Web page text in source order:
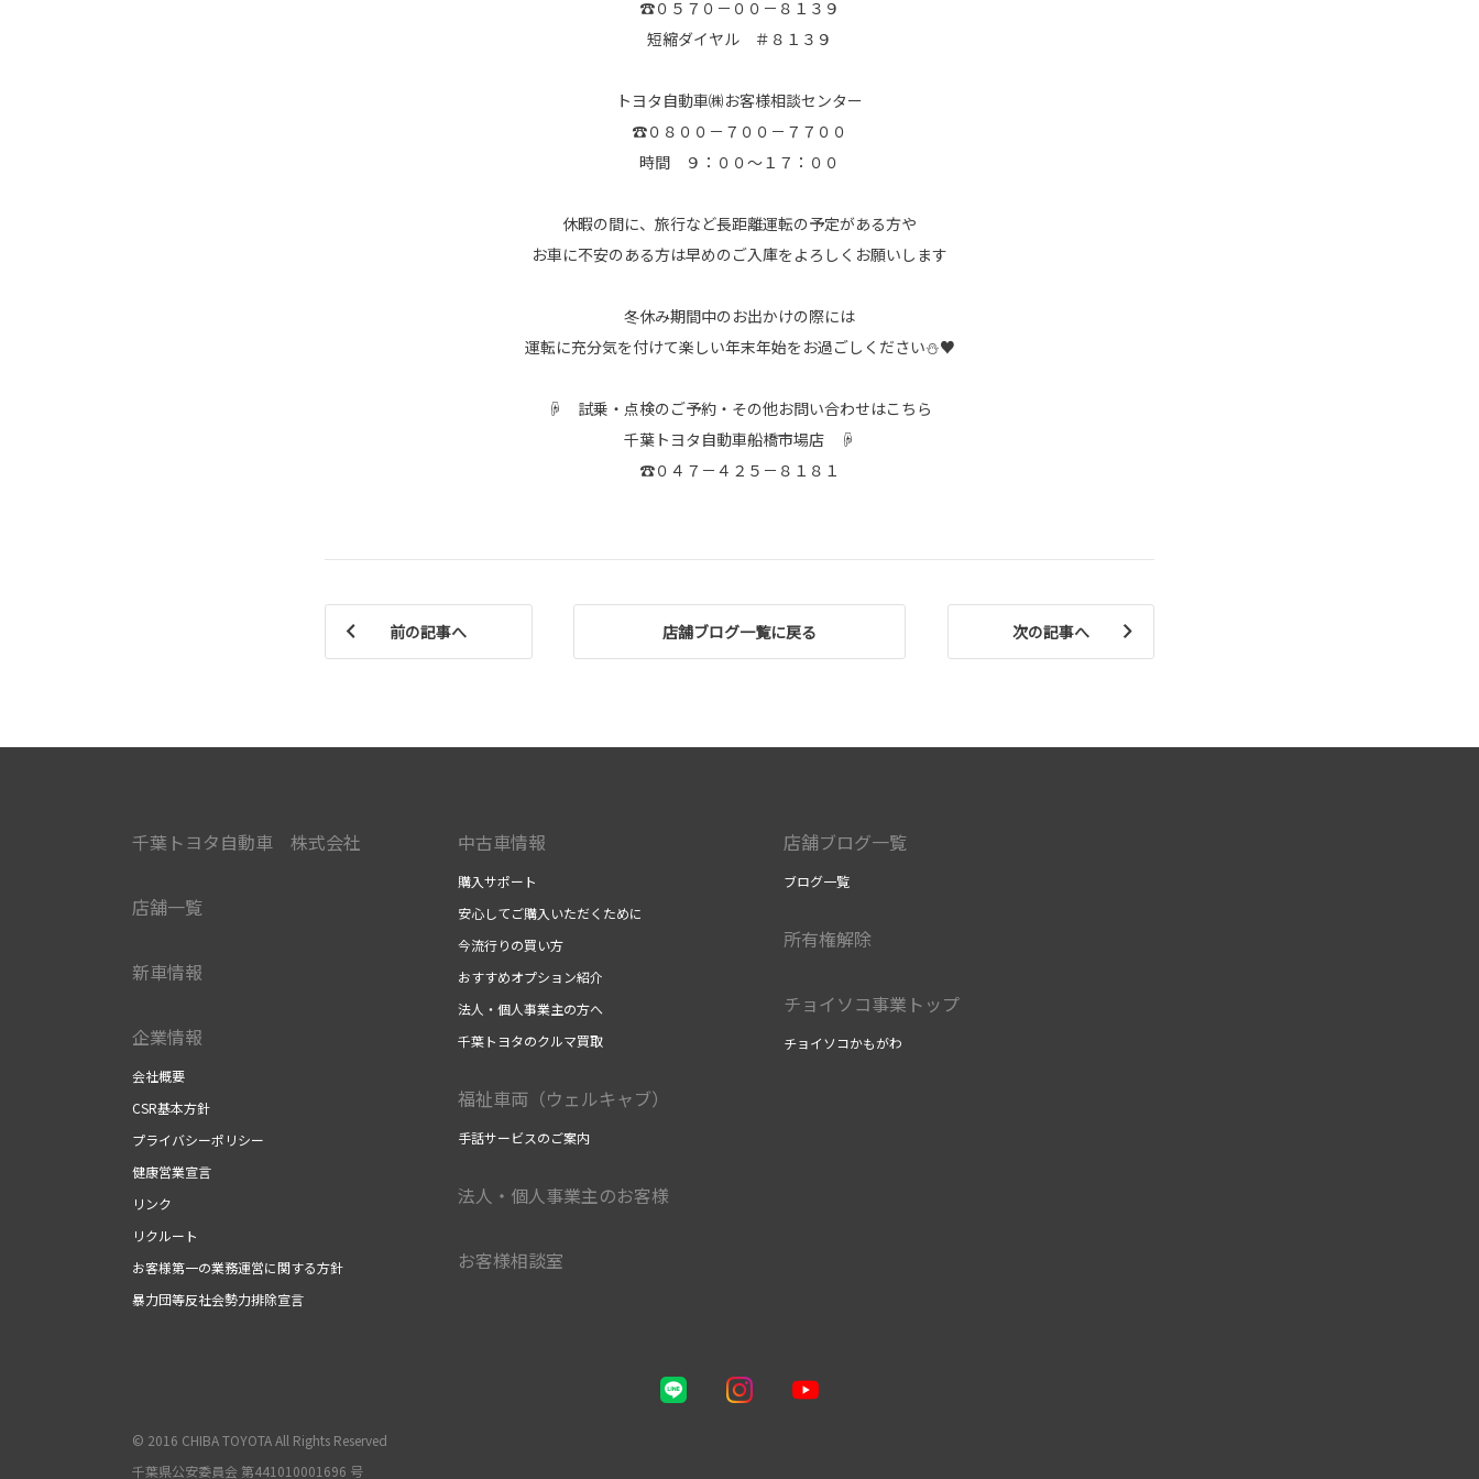
☎０５７０－００－８１３９
短縮ダイヤル ＃８１３９
トヨタ自動車㈱お客様相談センター
☎０８００－７００－７７００
時間 ９：００～１７：００
休暇の間に、旅行など長距離運転の予定がある方や
お車に不安のある方は早めのご入庫をよろしくお願いします
冬休み期間中のお出かけの際には
運転に充分気を付けて楽しい年末年始をお過ごしください⛄♥
☟ 試乗・点検のご予約・その他お問い合わせはこちら
千葉トヨタ自動車船橋市場店 ☟
☎０４７－４２５－８１８１
前の記事へ 店舗ブログ一覧に戻る 次の記事へ
千葉トヨタ自動車 株式会社
店舗一覧
新車情報
企業情報
会社概要
CSR基本方針
プライバシーポリシー
健康営業宣言
リンク
リクルート
お客様第一の業務運営に関する方針
暴力団等反社会勢力排除宣言
中古車情報
購入サポート
安心してご購入いただくために
今流行りの買い方
おすすめオプション紹介
法人・個人事業主の方へ
千葉トヨタのクルマ買取
福祉車両（ウェルキャブ）
手話サービスのご案内
法人・個人事業主のお客様
お客様相談室
店舗ブログ一覧
ブログ一覧
所有権解除
チョイソコ事業トップ
チョイソコかもがわ
© 2016 CHIBA TOYOTA All Rights Reserved
千葉県公安委員会 第441010001696 号